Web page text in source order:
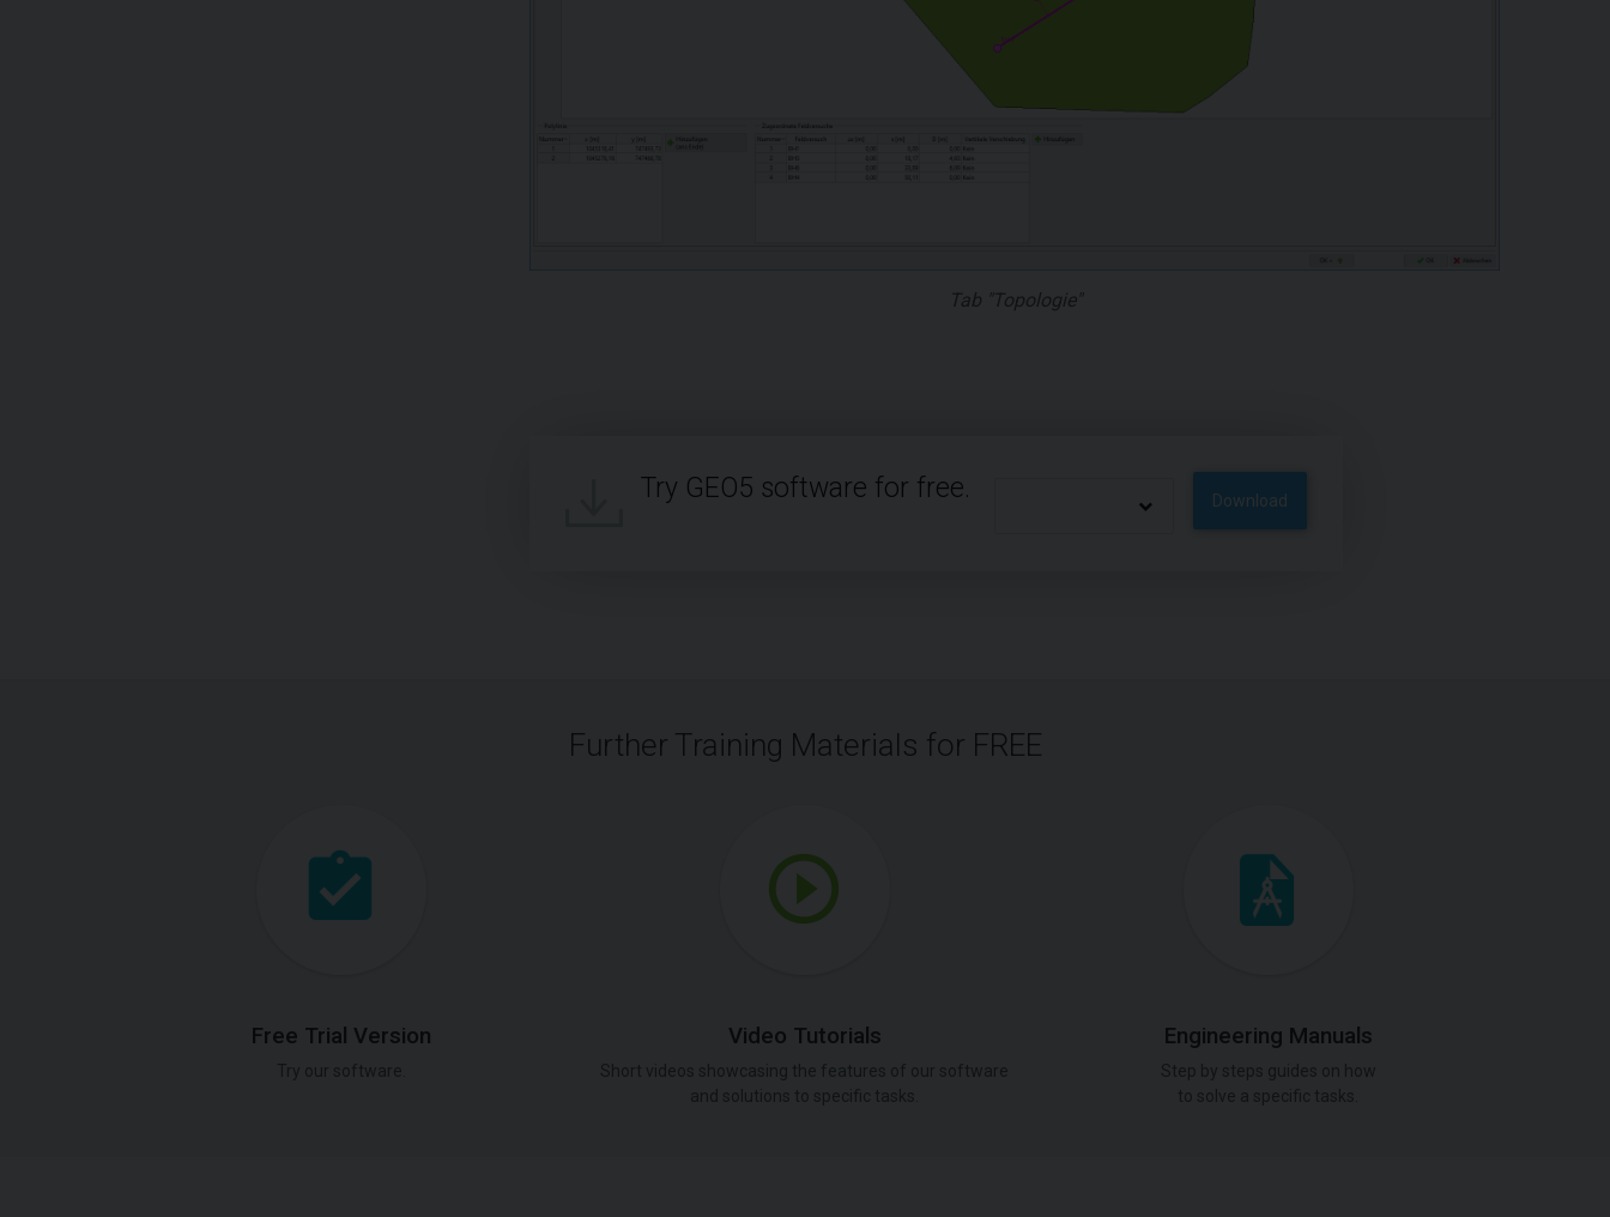
Tab "Topologie"
Try GEO5 software for free. Download
Further Training Materials for FREE
Free Trial Version Video Tutorials Engineering Manuals